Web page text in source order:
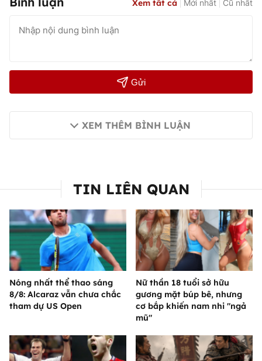
Xem tất cả Mới nhất Cũ nhất
Gửi
XEM THÊM BÌNH LUẬN
TIN LIÊN QUAN
Nóng nhất thể thao sáng
8/8: Alcaraz vẫn chưa chắc
tham dự US Open
Nữ thần 18 tuổi sở hữu
gương mặt búp bê, nhưng
cơ bắp khiến nam nhi "ngả
mũ"